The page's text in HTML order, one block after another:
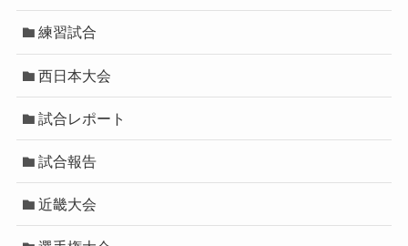
練習試合
西日本大会
試合レポート
試合報告
近畿大会